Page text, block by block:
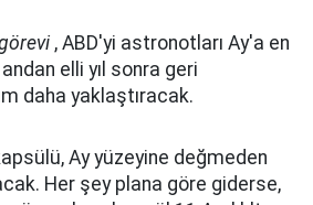
, ABD'yi astronotları Ay'a en
elli yıl sonra geri
daha yaklaştıracak.
Ay yüzeyine değmeden
Her şey plana göre giderse,